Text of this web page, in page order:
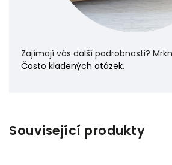
Zajímají vás další podrobnosti?
Často kladených otázek.
Související produkty